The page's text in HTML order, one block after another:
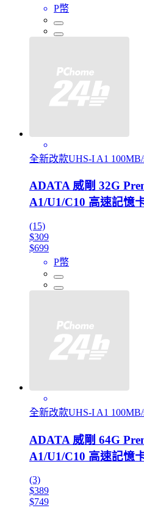
P幣
全新改款UHS-I A1 100MB/
ADATA 威剛 32G
A1/U1/C10 高速記憶
(15)
$309
$699
P幣
全新改款UHS-I A1 100MB/
ADATA 威剛 64G
A1/U1/C10 高速記憶
(3)
$389
$749